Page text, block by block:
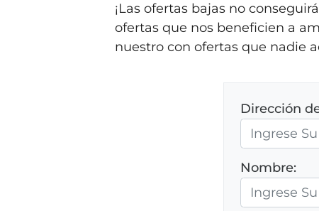
¡Las ofertas bajas no
ofertas que nos beneficien a
nuestro con ofertas que nadie
Dirección
Nombre: